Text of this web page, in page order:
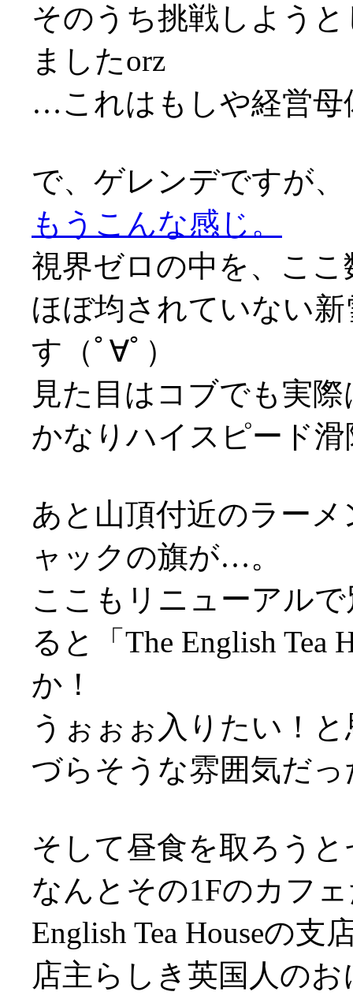
そのうち挑戦しよう
ましたorz
…これはもしや経営母
で、ゲレンデですが、
もうこんな感じ。
視界ゼロの中を、こ
ほぼ均されていない
す（ﾟ∀ﾟ）
見た目はコブでも実
かなりハイスピード
あと山頂付近のラー
ャックの旗が…。
ここもリニューアル
ると「The English Tea
か！
うぉぉぉ入りたい！
づらそうな雰囲気だ
そして昼食を取ろう
なんとその1Fのカフ
English Tea Houseの支
店主らしき英国人の